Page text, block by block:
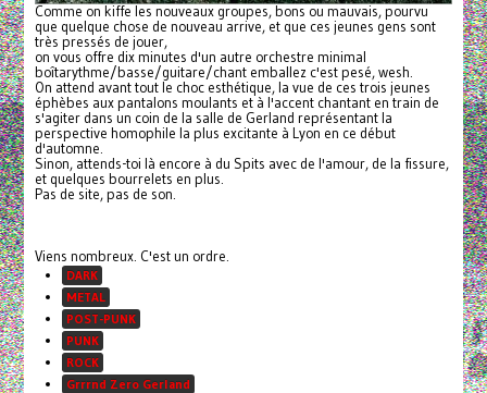
Comme on kiffe les nouveaux groupes, bons ou mauvais, pourvu
que quelque chose de nouveau arrive, et que ces jeunes gens sont
très pressés de jouer,
on vous offre dix minutes d'un autre orchestre minimal
boîtarythme/basse/guitare/chant emballez c'est pesé, wesh.
On attend avant tout le choc esthétique, la vue de ces trois jeunes
éphèbes aux pantalons moulants et à l'accent chantant en train de
s'agiter dans un coin de la salle de Gerland représentant la
perspective homophile la plus excitante à Lyon en ce début
d'automne.
Sinon, attends-toi là encore à du Spits avec de l'amour, de la fissure,
et quelques bourrelets en plus.
Pas de site, pas de son.
Viens nombreux. C'est un ordre.
DARK
METAL
POST-PUNK
PUNK
ROCK
Grrrnd Zero Gerland